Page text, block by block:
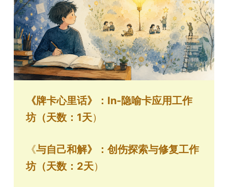
《牌卡心里话》：In-隐喻卡应用工作
坊（天数：1天）
《与自己和解》：创伤探索与修复工作
坊（天数：2天）